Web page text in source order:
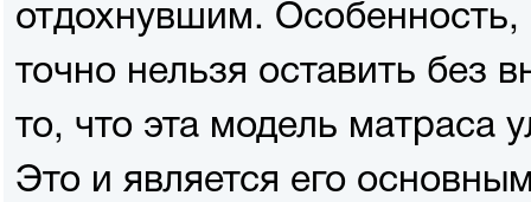
отдохнувшим.
точно нельзя оставить без
то, что эта модель матраса
Это и является его